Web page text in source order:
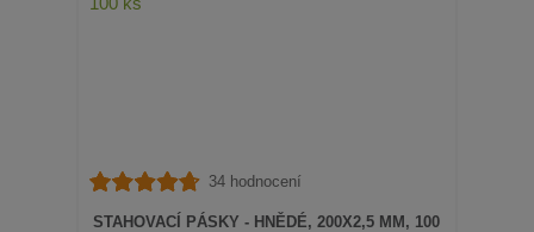
34 hodnocení
STAHOVACÍ PÁSKY - HNĚDÉ, 200X2,5 MM, 100